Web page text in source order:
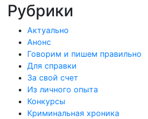
Рубрики
Актуально
Анонс
Говорим и пишем правильно
Для справки
За свой счет
Из личного опыта
Конкурсы
Криминальная хроника